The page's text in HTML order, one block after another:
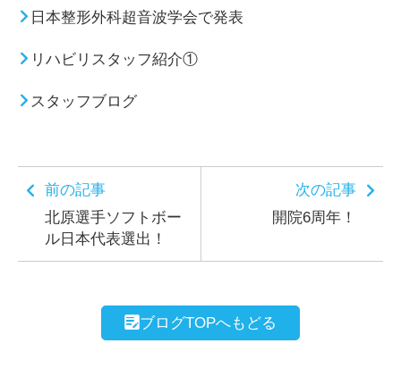
日本整形外科超音波学会で発表
リハビリスタッフ紹介①
スタッフブログ
前の記事
北原選手ソフトボー
ル日本代表選出！
次の記事
開院6周年！
ブログTOPへもどる